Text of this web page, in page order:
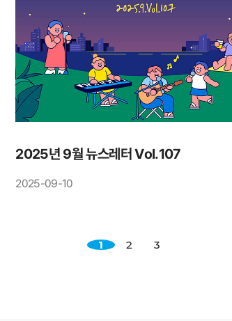
2025년 9월 뉴스레터 Vol.107
2025-09-10
1 2 3